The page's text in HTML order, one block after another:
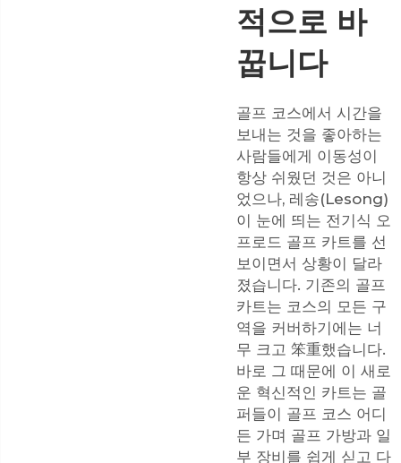
적으로 바
꿉니다
골프 코스에서 시간을
보내는 것을 좋아하는
사람들에게 이동성이
항상 쉬웠던 것은 아니
었으나, 레송(Lesong)
이 눈에 띄는 전기식 오
프로드 골프 카트를 선
보이면서 상황이 달라
졌습니다. 기존의 골프
카트는 코스의 모든 구
역을 커버하기에는 너
무 크고 笨重했습니다.
바로 그 때문에 이 새로
운 혁신적인 카트는 골
퍼들이 골프 코스 어디
든 가며 골프 가방과 일
부 장비를 쉽게 싣고 다